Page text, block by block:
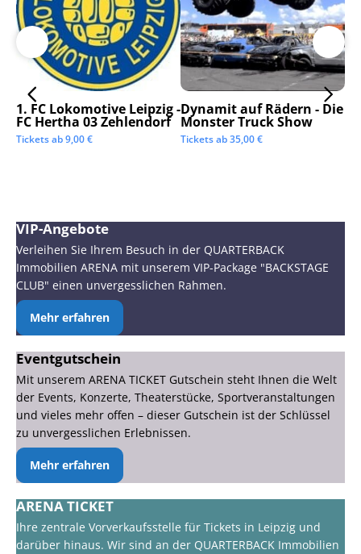
1. FC Lokomotive Leipzig -
FC Hertha 03 Zehlendorf
Tickets ab9,00€
Dynamit auf Rädern - Die
Monster Truck Show
Tickets ab35,00€
VIP-Angebote
Verleihen Sie Ihrem Besuch in der QUARTERBACK
Immobilien ARENA mit unserem VIP-Package "BACKSTAGE
CLUB" einen unvergesslichen Rahmen.
Mehr erfahren
Eventgutschein
Mit unserem ARENA TICKET Gutschein steht Ihnen die Welt
der Events, Konzerte, Theaterstücke, Sportveranstaltungen
und vieles mehr offen – dieser Gutschein ist der Schlüssel
zu unvergesslichen Erlebnissen.
Mehr erfahren
ARENA TICKET
Ihre zentrale Vorverkaufsstelle für Tickets in Leipzig und
darüber hinaus. Wir sind an der QUARTERBACK Immobilien